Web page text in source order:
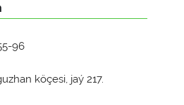
96
köçesi, jaý 217.